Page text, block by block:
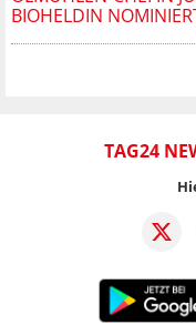
BIOHELDIN
TAG24